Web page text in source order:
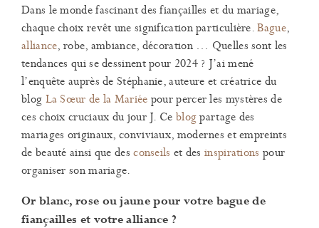
Dans le monde fascinant des fiançailles et du mariage,
chaque choix revêt une signification particulière.Bague,
alliance, robe, ambiance, décoration … Quelles sont les
tendances qui se dessinent pour 2024 ? J’ai mené
l’enquête auprès de Stéphanie, auteure et créatrice du
blog La Sœur de la Mariée pour percer les mystères de
ces choix cruciaux du jour J. Ce blogpartage des
mariages originaux, conviviaux, modernes et empreints
de beauté ainsi que desconseils et desinspirations pour
organiser son mariage.
Or blanc, rose ou jaune pour votre bague de
fiançailles et votre alliance ?